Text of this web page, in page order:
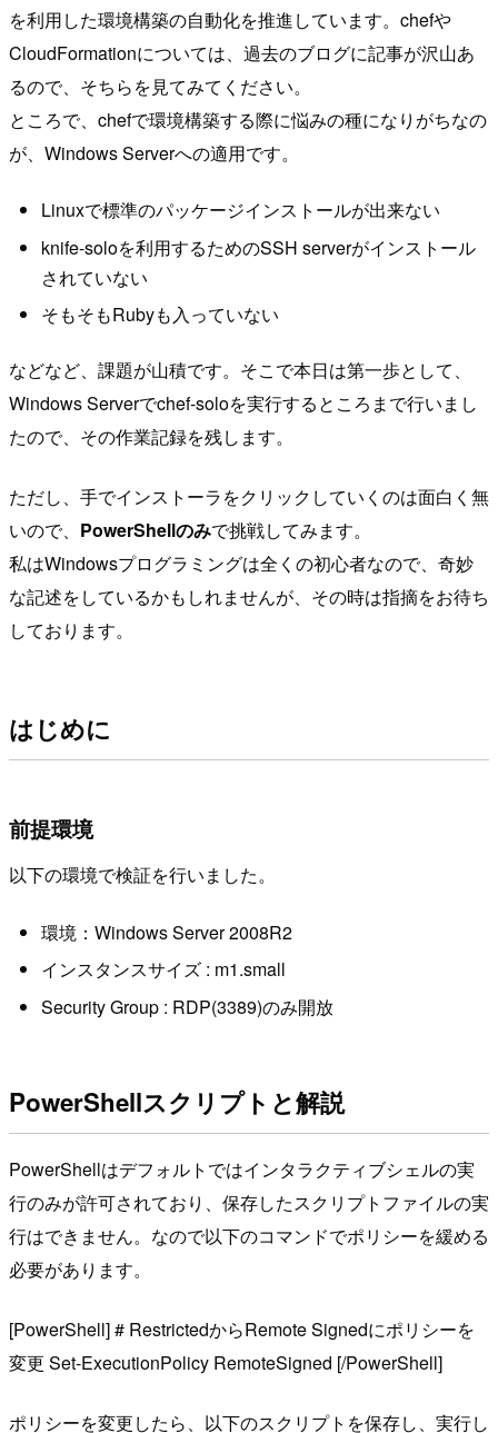
を利用した環境構築の自動化を推進しています。chefや
CloudFormationについては、過去のブログに記事が沢山あ
るので、そちらを見てみてください。
ところで、chefで環境構築する際に悩みの種になりがちなの
が、Windows Serverへの適用です。
Linuxで標準のパッケージインストールが出来ない
knife-soloを利用するためのSSH serverがインストール
されていない
そもそもRubyも入っていない
などなど、課題が山積です。そこで本日は第一歩として、
Windows Serverでchef-soloを実行するところまで行いまし
たので、その作業記録を残します。
ただし、手でインストーラをクリックしていくのは面白く無
いので、 PowerShellのみで挑戦してみます。
私はWindowsプログラミングは全くの初心者なので、奇妙
な記述をしているかもしれませんが、その時は指摘をお待ち
しております。
はじめに
前提環境
以下の環境で検証を行いました。
環境：Windows Server 2008R2
インスタンスサイズ : m1.small
Security Group : RDP(3389)のみ開放
PowerShellスクリプトと解説
PowerShellはデフォルトではインタラクティブシェルの実
行のみが許可されており、保存したスクリプトファイルの実
行はできません。なので以下のコマンドでポリシーを緩める
必要があります。
[PowerShell] # RestrictedからRemote Signedにポリシーを
変更 Set-ExecutionPolicy RemoteSigned [/PowerShell]
ポリシーを変更したら、以下のスクリプトを保存し、実行し